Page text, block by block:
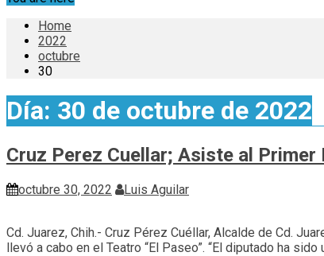
Home
2022
octubre
30
Día: 30 de octubre de 2022
Cruz Perez Cuellar; Asiste al
octubre 30, 2022 Luis Aguilar
Cd. Juarez, Chih.- Cruz Pérez Cuéllar, Alcalde de Cd.
llevó a cabo en el Teatro “El Paseo”. “El diputado ha